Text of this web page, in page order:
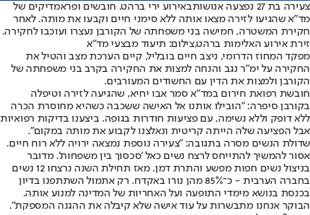
צעירה בת 27 נפצעה אנושות
באירוע ירי ברהט. חובשים ופראמדיקים של
מד"א שהגיעו לזירה מצאו אותה ללא סימני חיים וקבעו את מותה. לאחר
חקירת המשטרה, חמישה בני משפחתה של הקורבן נעצרו ועוכבו לחקירה.
זירת אירוע האלימות ברהט,צילום: תיעוד מבצעי מד"א
מפקד המחוז הדרומי, ניצב חיים בובליל, קיים הערכת מצב והטיל את
החקירה על ימ״ר נגב והנחה למצות את החקירה בקרב בני משפחתה של
הקורבן ולמצות את הדין עם החשודים המעורבים.
חובשת רפואת חירום במד"א סמר אבו יחיא, שהגיעה לזירה וטיפלה
בקורבן סיפרה: "הובילו אותנו אל האישה ששכבה כשהיא מחוסרת הכרה
ללא דופק וללא נשימה, עם פציעות חודרות בגופה. ביצענו בדיקות רפואיות
אבל הפציעה שלה הייתה קריטית ונאלצנו לקבוע את מותה במקום".
שדולת הנשים מסרה בתגובה: "צעירה נוספת נמצאה ירויה ללא רוח חיים.
אסור להמשיך להתייחס לרצח נשים כאל 'סכסוך בין משפחות'. מדובר
בניצול נשים חפות מפשע והתרת דמן. מאז תחילת השנה נרצחו 12 נשים
בחברה הערבית - כ־85% מהן נורו באקדח. רק אתמול השתתפנו בדיון
בכנסת בנושא מימדי התופעה ועל האחריות של המדינה למנוע אותה.
הבוקר אנחנו מתבשרות על עוד אישה שלא קיבלה את ההגנה המספקת".